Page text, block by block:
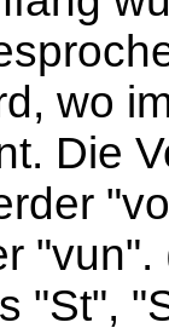
wo
Die
"vun".
"St",